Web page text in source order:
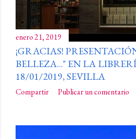
enero 21, 2019
¡GRACIAS!
BELLEZA..." EN LA
18/01/2019, SEVILLA
Compartir Publicar un comentario